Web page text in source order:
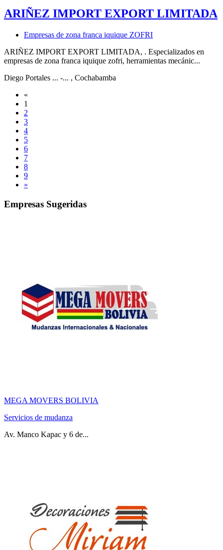
ARIÑEZ IMPORT EXPORT LIMITADA
Empresas de zona franca iquique ZOFRI
ARIÑEZ IMPORT EXPORT LIMITADA, . Especializados en
empresas de zona franca iquique zofri, herramientas mecánic...
Diego Portales ... -... , Cochabamba
«
1
2
3
4
5
6
7
8
9
»
Empresas Sugeridas
MEGA MOVERS BOLIVIA
Servicios de mudanza
Av. Manco Kapac y 6 de...